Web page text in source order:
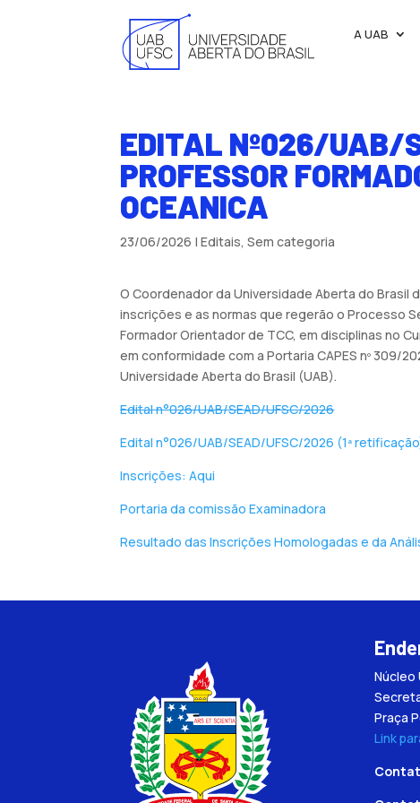
A UAB
EDITAL Nº026/UAB/
PROFESSOR
OCEANICA
23/06/2026 |Editais,Sem categoria
O Coordenador da Universidade Aberta do Brasil
inscrições e as normas que regerão o Processo
Formador Orientador de TCC, em disciplinas no
em conformidade com a Portaria CAPES nº 309/
Universidade Aberta do Brasil (UAB).
Edital n°026/UAB/SEAD/UFSC/2026
Edital n°026/UAB/SEAD/UFSC/2026 (1ª
Inscrições: Aqui
Portaria da comissão Examinadora
Resultado das Inscrições Homologadas e da
Núcleo
Praça
Link